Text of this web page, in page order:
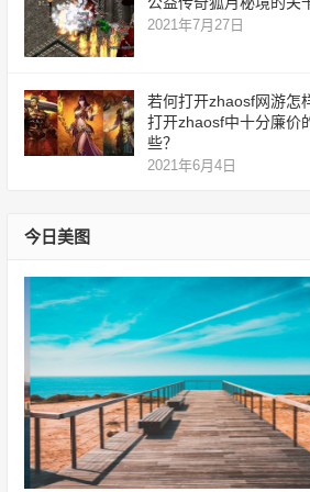
2021年7月27日
若何打开zhaosf网游怎
打开zhaosf中十分廉价
些？
2021年6月4日
今日美图